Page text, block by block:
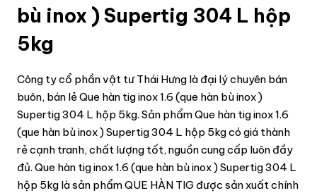
bù inox ) Supertig 304 L hộp
5kg
Công ty cổ phần vật tư Thái Hưng là đại lý chuyên bán
buôn, bán lẻ Que hàn tig inox 1.6 (que hàn bù inox )
Supertig 304 L hộp 5kg. Sản phẩm Que hàn tig inox 1.6
(que hàn bù inox ) Supertig 304 L hộp 5kg có giá thành
rẻ cạnh tranh, chất lượng tốt, nguồn cung cấp luôn đầy
đủ. Que hàn tig inox 1.6 (que hàn bù inox ) Supertig 304 L
hộp 5kg là sản phẩm QUE HÀN TIG được sản xuất chính